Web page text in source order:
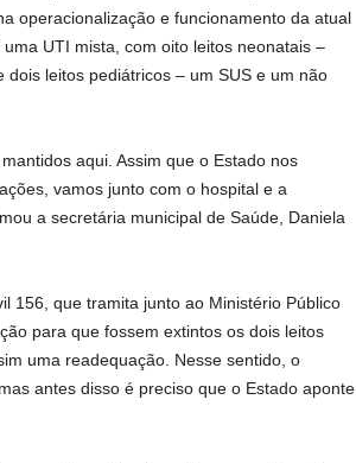
operacionalização e funcionamento da atual
UTI mista, com oito leitos neonatais –
leitos pediátricos – um SUS e um não
aqui. Assim que o Estado nos
vamos junto com o hospital e a
a secretária municipal de Saúde, Daniela
156, que tramita junto ao Ministério Público
para que fossem extintos os dois leitos
uma readequação. Nesse sentido, o
antes disso é preciso que o Estado aponte